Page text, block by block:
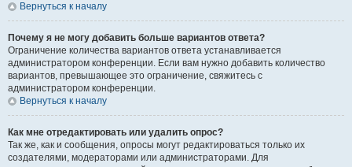
Вернуться к началу
Почему я не могу добавить больше вариантов ответа?
Ограничение количества вариантов ответа устанавливается
администратором конференции. Если вам нужно добавить количество
вариантов, превышающее это ограничение, свяжитесь с
администратором конференции.
Вернуться к началу
Как мне отредактировать или удалить опрос?
Так же, как и сообщения, опросы могут редактироваться только их
создателями, модераторами или администраторами. Для